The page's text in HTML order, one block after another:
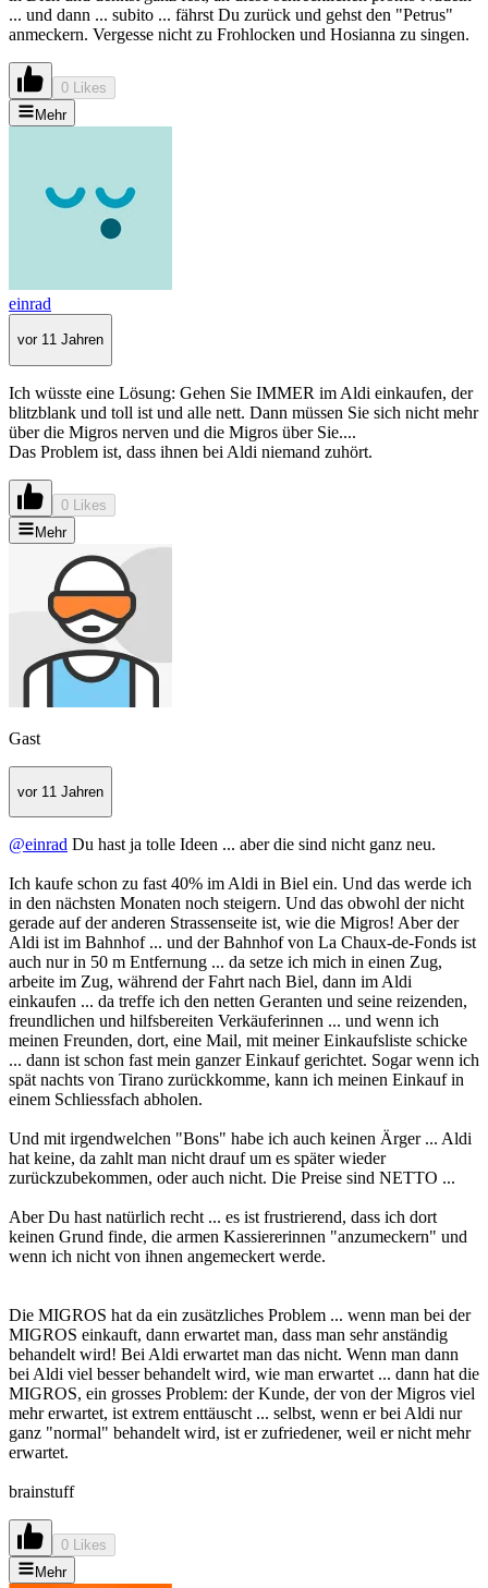
... und dann ... subito ... fährst Du zurück und gehst den "Petrus"
anmeckern. Vergesse nicht zu Frohlocken und Hosianna zu singen.
0 Likes
Mehr
einrad
vor 11 Jahren
Ich wüsste eine Lösung: Gehen Sie IMMER im Aldi einkaufen, der
blitzblank und toll ist und alle nett. Dann müssen Sie sich nicht mehr
über die Migros nerven und die Migros über Sie....
Das Problem ist, dass ihnen bei Aldi niemand zuhört.
0 Likes
Mehr
Gast
vor 11 Jahren
@einrad Du hast ja tolle Ideen ... aber die sind nicht ganz neu.
Ich kaufe schon zu fast 40% im Aldi in Biel ein. Und das werde ich
in den nächsten Monaten noch steigern. Und das obwohl der nicht
gerade auf der anderen Strassenseite ist, wie die Migros! Aber der
Aldi ist im Bahnhof ... und der Bahnhof von La Chaux-de-Fonds ist
auch nur in 50 m Entfernung ... da setze ich mich in einen Zug,
arbeite im Zug, während der Fahrt nach Biel, dann im Aldi
einkaufen ... da treffe ich den netten Geranten und seine reizenden,
freundlichen und hilfsbereiten Verkäuferinnen ... und wenn ich
meinen Freunden, dort, eine Mail, mit meiner Einkaufsliste schicke
... dann ist schon fast mein ganzer Einkauf gerichtet. Sogar wenn ich
spät nachts von Tirano zurückkomme, kann ich meinen Einkauf in
einem Schliessfach abholen.
Und mit irgendwelchen "Bons" habe ich auch keinen Ärger ... Aldi
hat keine, da zahlt man nicht drauf um es später wieder
zurückzubekommen, oder auch nicht. Die Preise sind NETTO ...
Aber Du hast natürlich recht ... es ist frustrierend, dass ich dort
keinen Grund finde, die armen Kassiererinnen "anzumeckern" und
wenn ich nicht von ihnen angemeckert werde.
Die MIGROS hat da ein zusätzliches Problem ... wenn man bei der
MIGROS einkauft, dann erwartet man, dass man sehr anständig
behandelt wird! Bei Aldi erwartet man das nicht. Wenn man dann
bei Aldi viel besser behandelt wird, wie man erwartet ... dann hat die
MIGROS, ein grosses Problem: der Kunde, der von der Migros viel
mehr erwartet, ist extrem enttäuscht ... selbst, wenn er bei Aldi nur
ganz "normal" behandelt wird, ist er zufriedener, weil er nicht mehr
erwartet.
brainstuff
0 Likes
Mehr